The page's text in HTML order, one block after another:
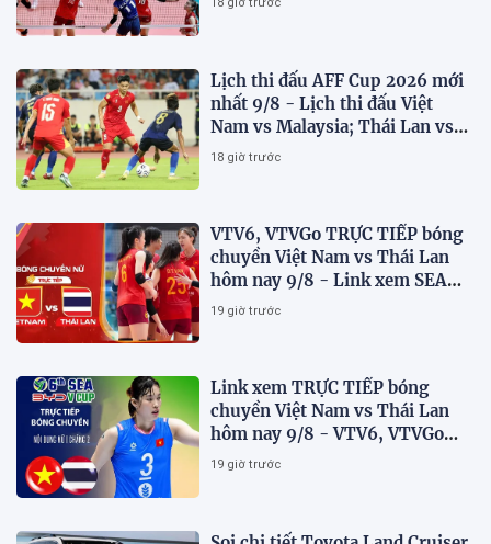
18 giờ trước
Lịch thi đấu AFF Cup 2026 mới
nhất 9/8 - Lịch thi đấu Việt
Nam vs Malaysia; Thái Lan vs
Singapore
18 giờ trước
VTV6, VTVGo TRỰC TIẾP bóng
chuyền Việt Nam vs Thái Lan
hôm nay 9/8 - Link xem SEA
V.Cup 2026 mới nhất
19 giờ trước
Link xem TRỰC TIẾP bóng
chuyền Việt Nam vs Thái Lan
hôm nay 9/8 - VTV6, VTVGo
trực tiếp SEA V.Cup 2026 mới
19 giờ trước